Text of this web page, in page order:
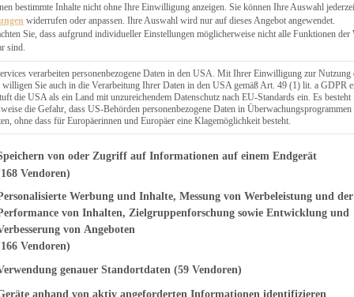
Suche
aus
bestimmte Inhalte nicht ohne Ihre Einwilligung anzeigen. Sie können Ihre Auswahl
widerrufen oder anpassen. Ihre Auswahl wird nur auf dieses Angebot angewendet.
Sie, dass aufgrund individueller Einstellungen möglicherweise nicht alle Funktionen der
sind.
verarbeiten personenbezogene Daten in den USA. Mit Ihrer Einwilligung zur Nutzung
willigen Sie auch in die Verarbeitung Ihrer Daten in den USA gemäß Art. 49 (1) lit. a GDPR
die USA als ein Land mit unzureichendem Datenschutz nach EU-Standards ein. Es besteht
die Gefahr, dass US-Behörden personenbezogene Daten in Überwachungsprogrammen
ohne dass für Europäerinnen und Europäer eine Klagemöglichkeit besteht.
finden Sie eine Liste der Zwecke des IAB Transparency and
von oder Zugriff auf Informationen auf einem Endgerät
Vendoren)
Werbung und Inhalte, Messung von Werbeleistung und der
von Inhalten, Zielgruppenforschung sowie Entwicklung und
von Angeboten
Vendoren)
genauer Standortdaten (59 Vendoren)
anhand von aktiv angeforderten Informationen identifizieren